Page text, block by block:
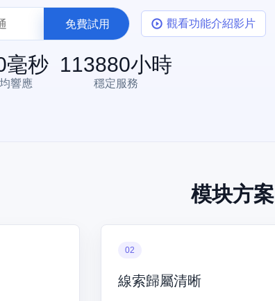
免費試用 觀看功能介紹影片
毫秒 113880小時
響應 穩定服務
模块方案
02
線索歸屬清晰